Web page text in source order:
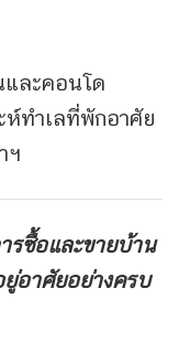
ละคอนโด
ห์ทำเลที่พักอาศัย
ฯ
รซื้อและขายบ้าน
อาศัยอย่างครบ